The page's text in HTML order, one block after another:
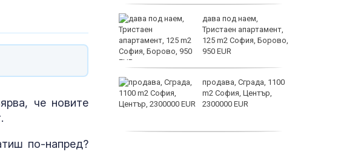
че новите
по-напред?
на възрастта?
дава под наем,
Тристаен апартамент,
125 m2 София, Борово,
950 EUR
продава, Сграда, 1100
m2 София, Център,
2300000 EUR